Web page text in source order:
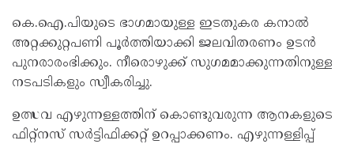
കെ.ഐ.പിയുടെ ഭാഗമായുള്ള ഇടതുകര കനാൽ
അറ്റക്കുറ്റപണി പൂർത്തിയാക്കി ജലവിതരണം ഉടൻ
പുനരാരംഭിക്കും. നീരൊഴുക്ക് സുഗമമാക്കുന്നതിനുള്ള
നടപടികളും സ്വീകരിച്ചു.
ഉത്സവ എഴുന്നള്ളത്തിന് കൊണ്ടുവരുന്ന ആനകളുടെ
ഫിറ്റ്‌നസ് സർട്ടിഫിക്കറ്റ് ഉറപ്പാക്കണം. എഴുന്നള്ളിപ്പ്